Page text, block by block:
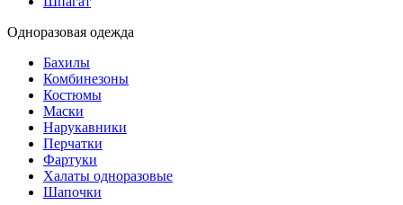
Одноразовая одежда
Бахилы
Комбинезоны
Костюмы
Маски
Нарукавники
Перчатки
Фартуки
Халаты одноразовые
Шапочки